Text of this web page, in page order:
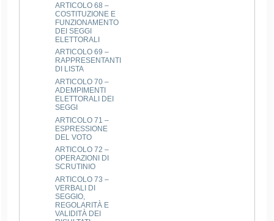
ARTICOLO 68 –
COSTITUZIONE E
FUNZIONAMENTO
DEI SEGGI
ELETTORALI
ARTICOLO 69 –
RAPPRESENTANTI
DI LISTA
ARTICOLO 70 –
ADEMPIMENTI
ELETTORALI DEI
SEGGI
ARTICOLO 71 –
ESPRESSIONE
DEL VOTO
ARTICOLO 72 –
OPERAZIONI DI
SCRUTINIO
ARTICOLO 73 –
VERBALI DI
SEGGIO,
REGOLARITÀ E
VALIDITÀ DEI